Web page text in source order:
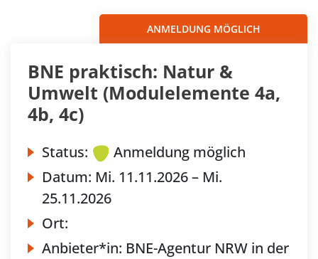
ANMELDUNG MÖGLICH
BNE praktisch: Natur &
Umwelt (Modulelemente 4a,
4b, 4c)
Status:
Anmeldung möglich
Datum: Mi. 11.11.2026 – Mi.
25.11.2026
Ort:
Anbieter*in: BNE-Agentur NRW in der